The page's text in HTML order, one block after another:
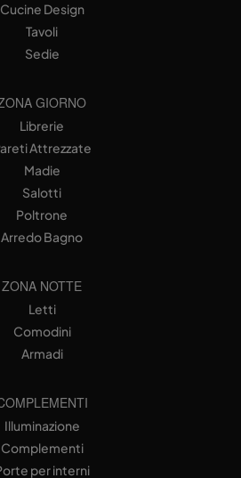
Cucine Design
Tavoli
Sedie
GIORNO
Librerie
Attrezzate
Madie
Salotti
Poltrone
Arredo Bagno
ZONA NOTTE
Letti
Comodini
Armadi
Illuminazione
Complementi
per interni